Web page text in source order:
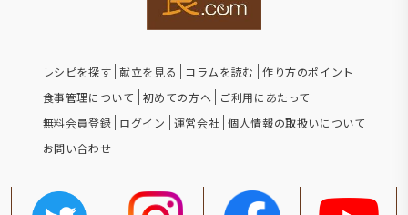
レシピを探す 献立を見る コラムを読む
作り方のポイント
食事管理について
初めての方へ
ご利用にあたって
無料会員登録 ログイン 運営会社 個人情報の取扱いについて
お問い合わせ